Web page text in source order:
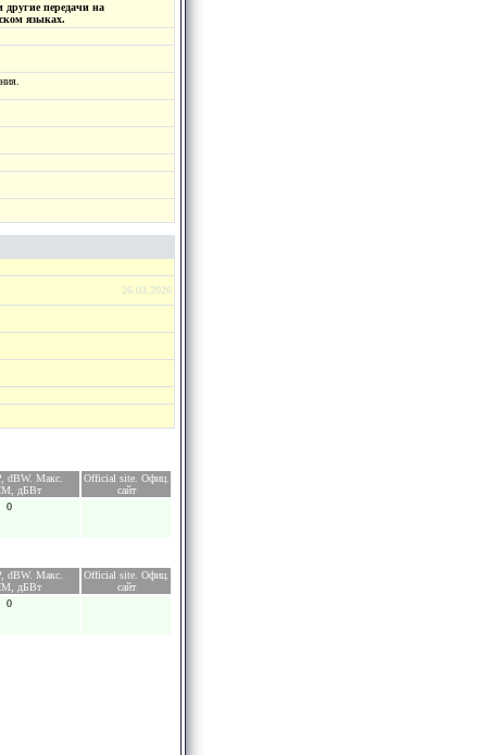
передачи на
языках.
26.03.2026
dBW. Макс.
дБВт
Official site. Офиц.
сайт
0
dBW. Макс.
дБВт
Official site. Офиц.
сайт
0